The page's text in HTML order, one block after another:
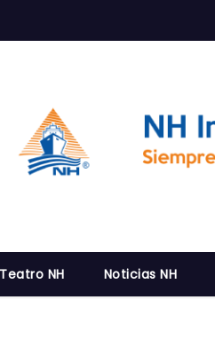
NH Noticias NH